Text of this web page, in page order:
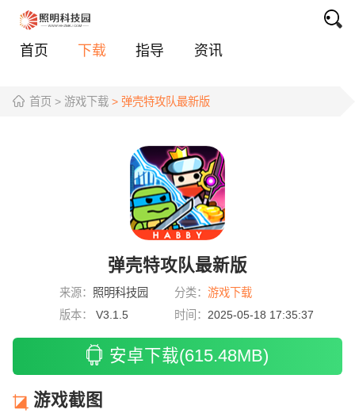
首页 下载 指导 资讯
首页 > 游戏下载 > 弹壳特攻队最新版
弹壳特攻队最新版
来源： 照明科技园 分类： 游戏下载
版本：
V3.1.5 时间： 2025-05-18 17:35:37
安卓下载(615.48MB)
游戏截图